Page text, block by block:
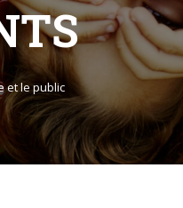
et le public